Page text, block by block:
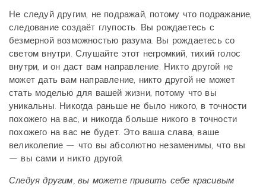
Не следуй другим, не подражай, потому что подражание,
следование создаёт глупость. Вы рождаетесь с
безмерной возможностью разума. Вы рождаетесь со
светом внутри. Слушайте этот негромкий, тихий голос
внутри, и он даст вам направление. Никто другой не
может дать вам направление, никто другой не может
стать моделью для вашей жизни, потому что вы
уникальны. Никогда раньше не было никого, в точности
похожего на вас, и никогда больше никого в точности
похожего на вас не будет. Это ваша слава, ваше
великолепие — что вы абсолютно незаменимы, что вы
— вы сами и никто другой.
Следуя другим, вы можете привить себе красивым